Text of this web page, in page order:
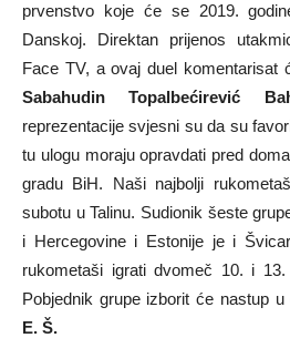
prvenstvo koje će se 2019.
Danskoj. Direktan prijenos
Face TV, a ovaj duel komentarisat
Sabahudin Topalbećirević
reprezentacije svjesni su da su
tu ulogu moraju opravdati pred
gradu BiH. Naši najbolji
subotu u Talinu. Sudionik šeste
i Hercegovine i Estonije je i
rukometaši igrati dvomeč 10. i 13.
Pobjednik grupe izborit će nastup
E. Š.